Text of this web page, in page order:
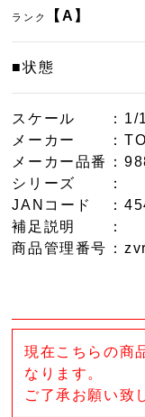
ランク 【A】
■状態
スケール
：
メーカー
：
メーカー品番
：
シリーズ
：
JANコード
：
補足説明
：
商品管理番号 ：
現在こちらの商
なります。
ご了承お願い致